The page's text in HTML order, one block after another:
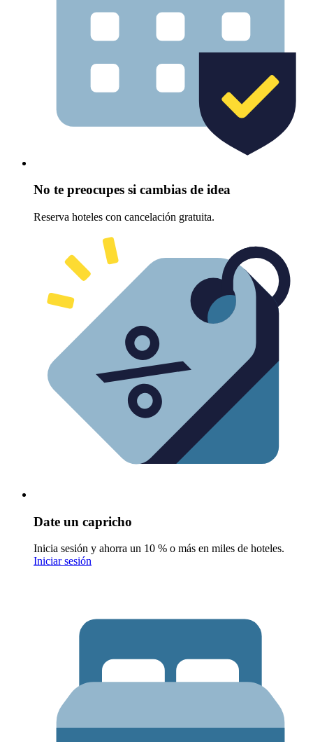
No te preocupes si cambias de idea
Reserva hoteles con cancelación gratuita.
Date un capricho
Inicia sesión y ahorra un 10 % o más en miles de hoteles.
Iniciar sesión